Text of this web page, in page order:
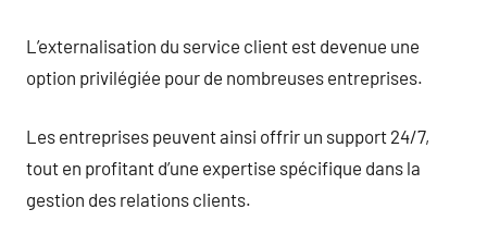
L’externalisation du service client est devenue une
option privilégiée pour de nombreuses entreprises.
Les entreprises peuvent ainsi offrir un support 24/7,
tout en profitant d’une expertise spécifique dans la
gestion des relations clients.